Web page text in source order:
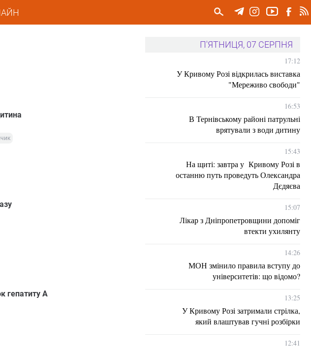
гепатиту А
П'ЯТНИЦЯ, 07 СЕРПНЯ
17:12
У Кривому Розі відкрилась виставка
"Мереживо свободи"
16:53
В Тернівському районі патрульні
врятували з води дитину
15:43
На щиті: завтра у Кривому Розі в
останню путь проведуть Олександра
Дєдяєва
15:07
Лікар з Дніпропетровщини допоміг
втекти ухилянту
14:26
МОН змінило правила вступу до
університетів: що відомо?
13:25
У Кривому Розі затримали стрілка,
який влаштував гучні розбірки
12:41